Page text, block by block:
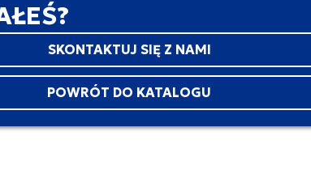
SKONTAKTUJ SIĘ Z NAMI
POWRÓT DO KATALOGU